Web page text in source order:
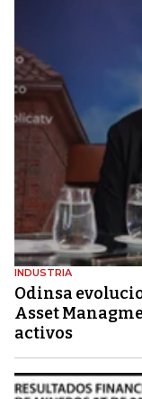
INDUSTRIA
Odinsa
Asset
activos